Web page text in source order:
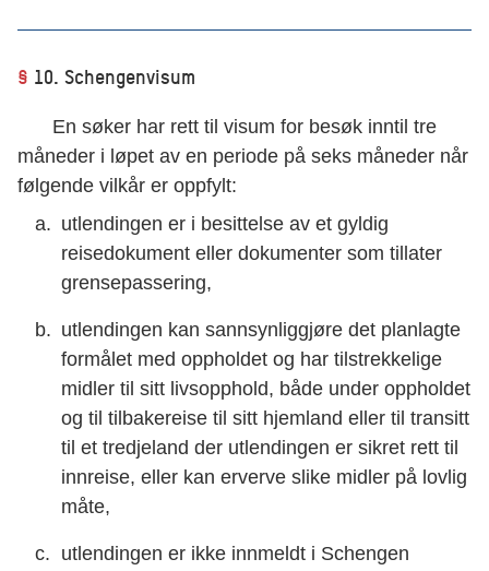
§ 10. Schengenvisum
En søker har rett til visum for besøk inntil tre
måneder i løpet av en periode på seks måneder når
følgende vilkår er oppfylt:
utlendingen er i besittelse av et gyldig
reisedokument eller dokumenter som tillater
grensepassering,
utlendingen kan sannsynliggjøre det planlagte
formålet med oppholdet og har tilstrekkelige
midler til sitt livsopphold, både under oppholdet
og til tilbakereise til sitt hjemland eller til transitt
til et tredjeland der utlendingen er sikret rett til
innreise, eller kan erverve slike midler på lovlig
måte,
utlendingen er ikke innmeldt i Schengen